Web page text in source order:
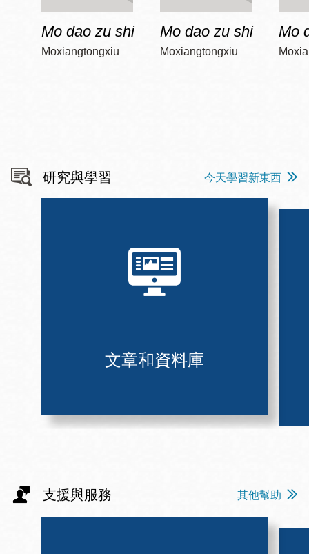
Mo dao zu shi
Moxiangtongxiu
Mo dao zu shi
Moxiangtongxiu
Mo
研究與學習 今天學習新東西
文章和資料庫
支援與服務 其他幫助